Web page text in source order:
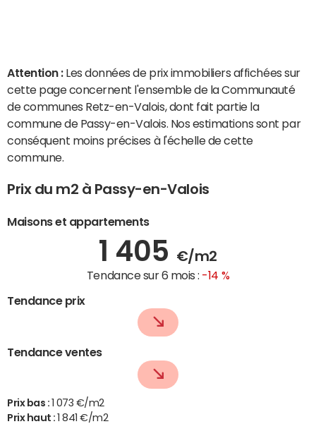
Attention : Les données de prix immobiliers affichées sur
cette page concernent l'ensemble de la Communauté
de communes Retz-en-Valois, dont fait partie la
commune de Passy-en-Valois. Nos estimations sont par
conséquent moins précises à l'échelle de cette
commune.
Prix du m2 à Passy-en-Valois
Maisons et appartements
1 405 €/m2
Tendance sur 6 mois : -14 %
Tendance prix
Tendance ventes
Prix bas :
1 073 €/m2
Prix haut :
1 841 €/m2